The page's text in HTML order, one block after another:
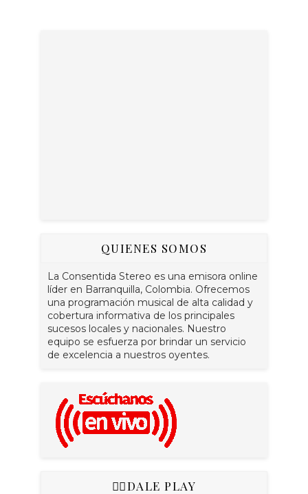
QUIENES SOMOS
La Consentida Stereo es una emisora online
líder en Barranquilla, Colombia. Ofrecemos
una programación musical de alta calidad y
cobertura informativa de los principales
sucesos locales y nacionales. Nuestro
equipo se esfuerza por brindar un servicio
de excelencia a nuestros oyentes.
👇🏻DALE PLAY